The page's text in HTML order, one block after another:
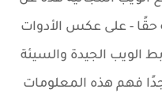
حقًا - على عكس الأدوات
الويب الجيدة والسيئة
فهم هذه المعلومات